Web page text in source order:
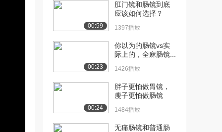
00:59
肛门镜和肠镜到底
应该如何选择？
1397播放
00:23
你以为的肠镜vs实
际上的，全麻肠镜...
1426播放
00:24
胖子更怕做胃镜，
瘦子更怕做肠镜
1484播放
无痛肠镜和普通肠